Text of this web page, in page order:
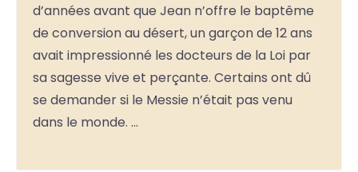
d’années avant que Jean n’offre le baptême
de conversion au désert, un garçon de 12 ans
avait impressionné les docteurs de la Loi par
sa sagesse vive et perçante. Certains ont dû
se demander si le Messie n’était pas venu
dans le monde. …